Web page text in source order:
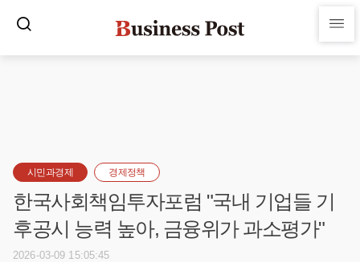
시민과경제 경제정책
한국사회책임투자포럼 "국내 기업들 기
후공시 능력 높아, 금융위가 과소평가"
2026-03-09 15:05:45